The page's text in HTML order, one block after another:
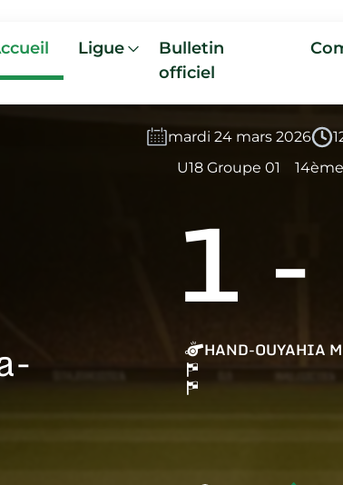
Ligue
Bulletin
officiel
mardi 24 mars 2026
U18 Groupe 01
1 -
HAND-OUYAHIA